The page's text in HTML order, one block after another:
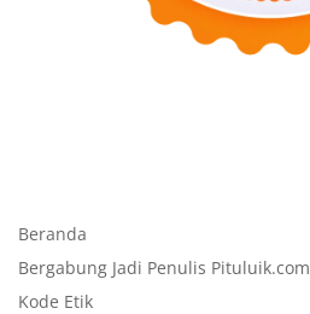
Beranda
Bergabung Jadi Penulis Pituluik.com
Kode Etik